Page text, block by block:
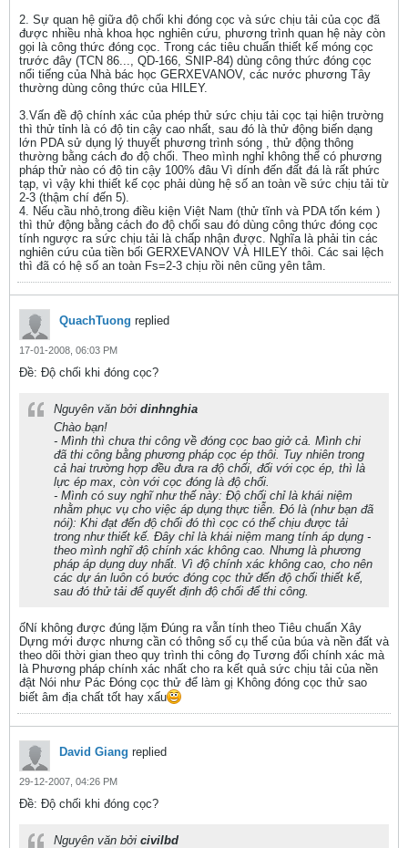
2. Sự quan hệ giữa độ chối khi đóng cọc và sức chịu tải của cọc đã
được nhiều nhà khoa học nghiên cứu, phương trình quan hệ này còn
gọi là công thức đóng cọc. Trong các tiêu chuẩn thiết kế móng cọc
trước đây (TCN 86..., QD-166, SNIP-84) dùng công thức đóng cọc
nổi tiếng của Nhà bác học GERXEVANOV, các nước phương Tây
thường dùng công thức của HILEY.
3.Vấn đề độ chính xác của phép thử sức chịu tải cọc tại hiện trường
thì thử tỉnh là có độ tin cậy cao nhất, sau đó là thử động biến dạng
lớn PDA sử dụng lý thuyết phương trình sóng , thử động thông
thường bằng cách đo độ chối. Theo mình nghỉ không thể có phương
pháp thử nào có độ tin cậy 100% đâu Vì dính đến đất đá là rất phức
tạp, vì vậy khi thiết kế cọc phải dùng hệ số an toàn về sức chịu tải từ
2-3 (thậm chí đến 5).
4. Nếu cầu nhỏ,trong điều kiện Việt Nam (thử tĩnh và PDA tốn kém )
thì thử động bằng cách đo độ chối sau đó dùng công thức đóng cọc
tính ngược ra sức chịu tải là chấp nhận được. Nghĩa là phải tin các
nghiên cứu của tiền bối GERXEVANOV VÀ HILEY thôi. Các sai lệch
thì đã có hệ số an toàn Fs=2-3 chịu rồi nên cũng yên tâm.
QuachTuong replied
17-01-2008, 06:03 PM
Ðề: Độ chối khi đóng cọc?
Nguyên văn bởi dinhnghia
Chào bạn!
- Mình thì chưa thi công về đóng cọc bao giở cả. Mình chi
đã thi công bằng phương pháp cọc ép thôi. Tuy nhiên trong
cả hai trường hợp đều đưa ra độ chối, đối với cọc ép, thì là
lực ép max, còn với cọc đóng là độ chối.
- Mình có suy nghĩ như thế này: Độ chối chỉ là khái niệm
nhằm phục vụ cho việc áp dụng thực tiễn. Đó là (như bạn đã
nói): Khi đạt đến độ chối đó thì cọc có thể chịu được tải
trong như thiết kế. Đây chỉ là khái niệm mang tính áp dụng -
theo mình nghĩ độ chính xác không cao. Nhưng là phương
pháp áp dụng duy nhất. Vì độ chính xác không cao, cho nên
các dự án luôn có bước đóng cọc thử đến độ chối thiết kế,
sau đó thử tải để quyết định độ chối để thi công.
ốNí không được đúng lặm Đúng ra vẫn tính theo Tiêu chuẩn Xây
Dựng mới được nhưng cần có thông số cụ thể của búa và nền đất và
theo dõi thời gian theo quy trình thi công đọ Tương đối chính xác mà
là Phương pháp chính xác nhất cho ra kết quả sức chịu tải của nền
đật Nói như Pác Đóng cọc thử để làm gị Không đóng cọc thử sao
biết âm địa chất tốt hay xấu
David Giang replied
29-12-2007, 04:26 PM
Ðề: Độ chối khi đóng cọc?
Nguyên văn bởi civilbd